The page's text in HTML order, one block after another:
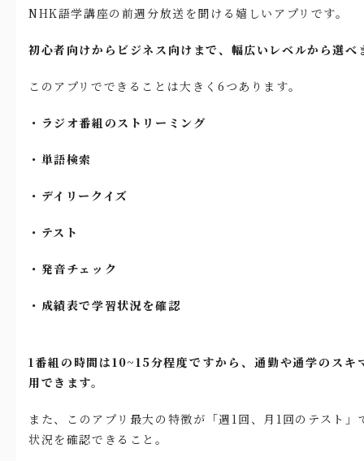
NHK語学講座の前週分放送を聞ける嬉しいアプリです。
初心者向けからビジネス向けまで、幅広いレベルから選べ
このアプリでできることは大きく6つあります。
・ラジオ番組のストリーミング
・単語検索
・デイリークイズ
・テスト
・発音チェック
・成績表で学習状況を確認
1番組の時間は10~15分程度ですから、通勤や通学のスキ
用できます。
また、このアプリ最大の特徴が「週1回、月1回のテスト」
状況を確認できること。